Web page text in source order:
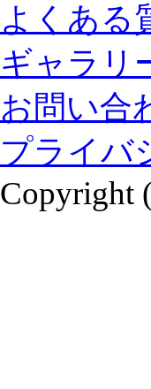
よくある
ギャラリ
お問い合
プライバ
Copyright